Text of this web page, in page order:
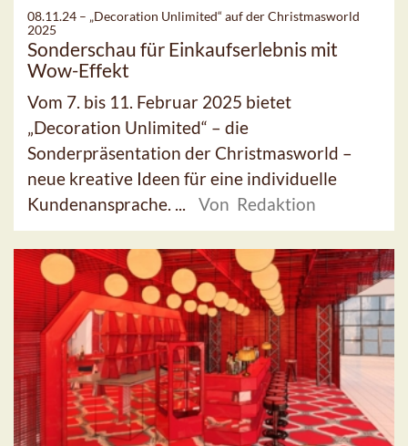
08.11.24 – „Decoration Unlimited“ auf der Christmasworld
2025
Sonderschau für Einkaufserlebnis mit
Wow-Effekt
Vom 7. bis 11. Februar 2025 bietet
„Decoration Unlimited“ – die
Sonderpräsentation der Christmasworld –
neue kreative Ideen für eine individuelle
Kundenansprache. ...
Von Redaktion